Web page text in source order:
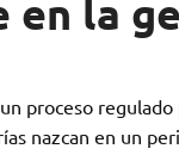
la
proceso
nazcan en un